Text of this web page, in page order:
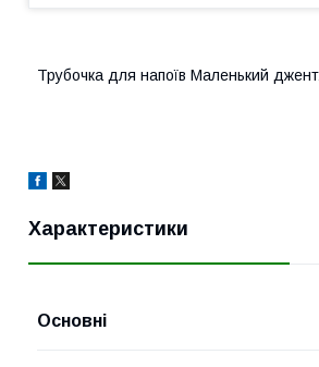
Трубочка для напоїв Маленький
Характеристики
Основні